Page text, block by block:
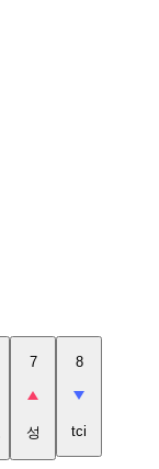
7
성
8
tci